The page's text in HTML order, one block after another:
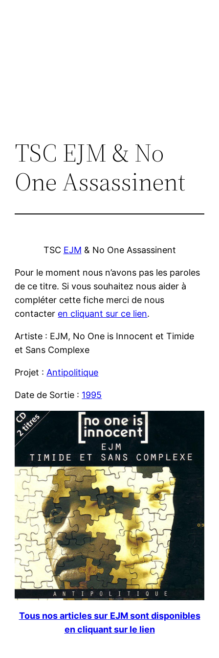
TSC EJM & No
One Assassinent
TSC EJM & No One Assassinent
Pour le moment nous n’avons pas les paroles
de ce titre. Si vous souhaitez nous aider à
compléter cette fiche merci de nous
contacter en cliquant sur ce lien.
Artiste : EJM, No One is Innocent et Timide
et Sans Complexe
Projet : Antipolitique
Date de Sortie : 1995
Tous nos articles sur EJM sont disponibles
en cliquant sur le lien